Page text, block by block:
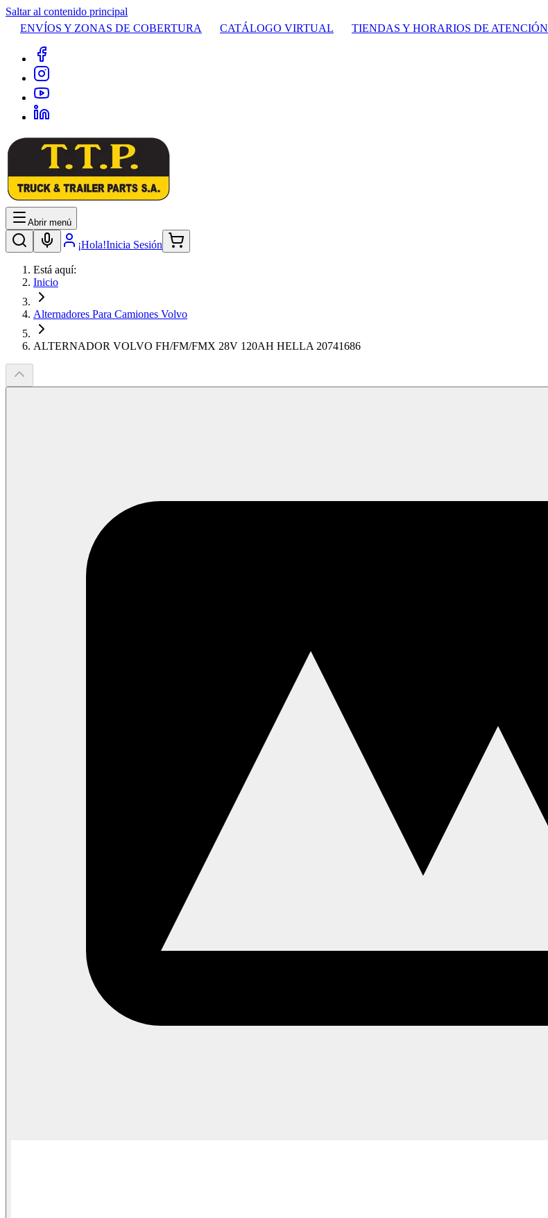
Saltar al contenido principal
ENVÍOS Y ZONAS DE COBERTURA
CATÁLOGO VIRTUAL TIENDAS Y HORARIOS DE ATENCIÓN
Abrir menú
¡Hola!Inicia Sesión
Está aquí:
Inicio
Alternadores Para Camiones Volvo
ALTERNADOR VOLVO FH/FM/FMX 28V 120AH HELLA 20741686